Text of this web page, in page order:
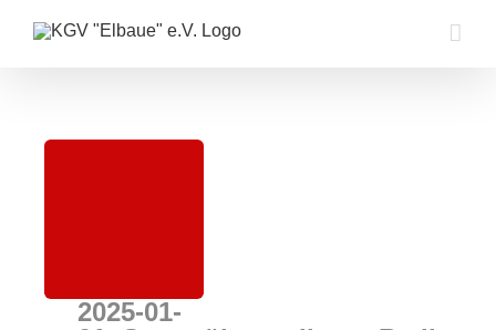
Inhalt
2025-01-